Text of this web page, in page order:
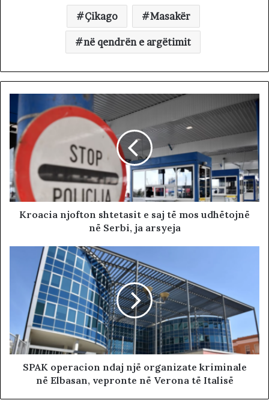
Çikago Masakër
në qendrën e argëtimit
Kroacia njofton shtetasit e saj të mos udhëtojnë
në Serbi, ja arsyeja
SPAK operacion ndaj një organizate kriminale
në Elbasan, vepronte në Verona të Italisë